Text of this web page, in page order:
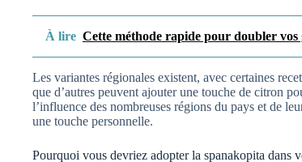
À lire Cette méthode rapide pour doubler vos
Les variantes régionales existent, avec certaines
que d’autres peuvent ajouter une touche de citron
l’influence des nombreuses régions du pays et de
une touche personnelle.
Pourquoi vous devriez adopter la spanakopita dans